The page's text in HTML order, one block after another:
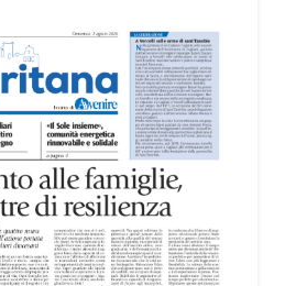
dell’OAMI al supporto nei
migranti, dove
alla cura degli spazi comuni.
ambienti significa favorire
racconta Alessandro
i seminaristi, impegnati
casa di riposo Cristo Re.
umana e spirituale che